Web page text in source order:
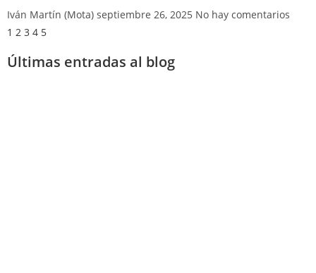
Iván Martín (Mota) septiembre 26, 2025 No hay comentarios
1 2 3 4 5
Últimas entradas al blog